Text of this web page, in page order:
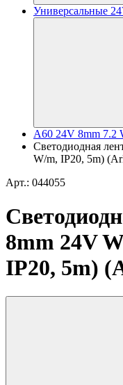
Универсальные
A60 24V 8mm 7.2
Светодиодная
W/m, IP20, 5m)
Арт.: 044055
8mm 24V
IP20, 5m)